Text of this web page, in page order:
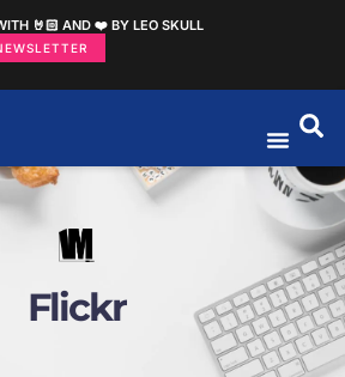
🤘🏻 AND ❤️ BY LEO SKULL
Flickr